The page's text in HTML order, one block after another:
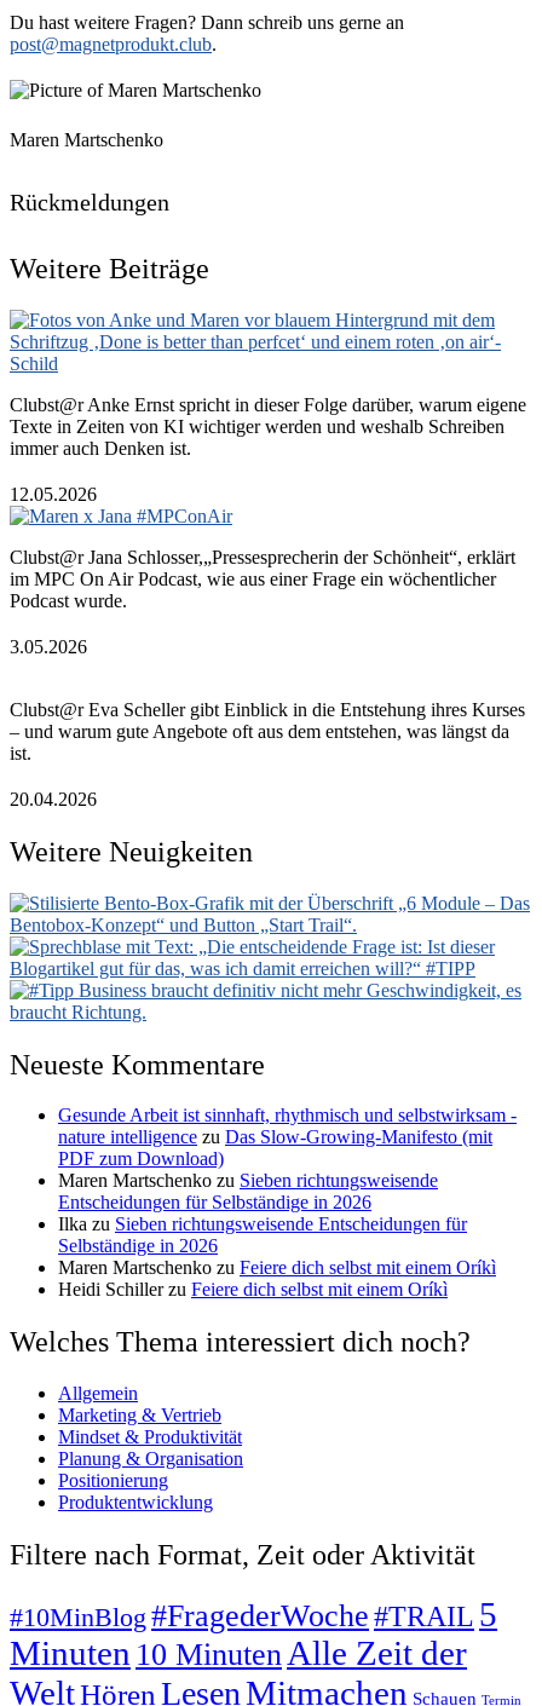
Du hast weitere Fragen? Dann schreib uns gerne an
post@magnetprodukt.club.
Maren Martschenko
Rückmeldungen
Weitere Beiträge
Clubst@r Anke Ernst spricht in dieser Folge darüber, warum eigene
Texte in Zeiten von KI wichtiger werden und weshalb Schreiben
immer auch Denken ist.
12.05.2026
Clubst@r Jana Schlosser,„Pressesprecherin der Schönheit“, erklärt
im MPC On Air Podcast, wie aus einer Frage ein wöchentlicher
Podcast wurde.
3.05.2026
Clubst@r Eva Scheller gibt Einblick in die Entstehung ihres Kurses
– und warum gute Angebote oft aus dem entstehen, was längst da
ist.
20.04.2026
Weitere Neuigkeiten
Neueste Kommentare
Gesunde Arbeit ist sinnhaft, rhythmisch und selbstwirksam -
nature intelligence zu Das Slow-Growing-Manifesto (mit
PDF zum Download)
Maren Martschenko zu Sieben richtungsweisende
Entscheidungen für Selbständige in 2026
Ilka zu Sieben richtungsweisende Entscheidungen für
Selbständige in 2026
Maren Martschenko zu Feiere dich selbst mit einem Oríkì
Heidi Schillerzu Feiere dich selbst mit einem Oríkì
Welches Thema interessiert dich noch?
Allgemein
Marketing & Vertrieb
Mindset & Produktivität
Planung & Organisation
Positionierung
Produktentwicklung
Filtere nach Format, Zeit oder Aktivität
#10MinBlog #FragederWoche#TRAIL 5
Minuten 10 Minuten Alle Zeit der
WeltHören LesenMitmachen Schauen Termin